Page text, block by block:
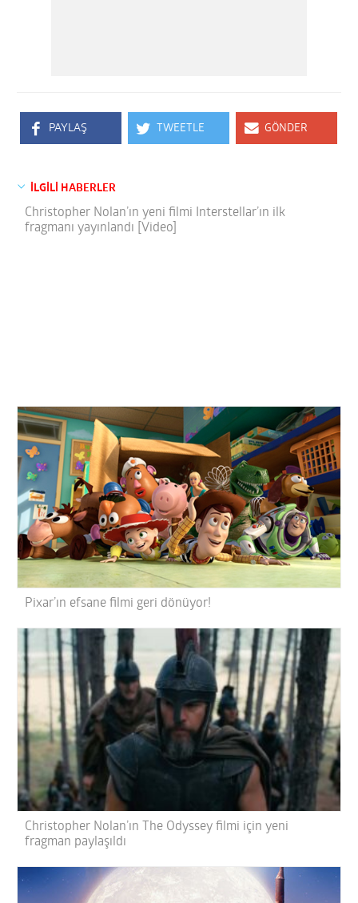
PAYLAŞ TWEETLE GÖNDER
İLGİLİ HABERLER
Christopher Nolan’ın yeni filmi Interstellar’ın ilk
fragmanı yayınlandı [Video]
Pixar’ın efsane filmi geri dönüyor!
Christopher Nolan’ın The Odyssey filmi için yeni
fragman paylaşıldı